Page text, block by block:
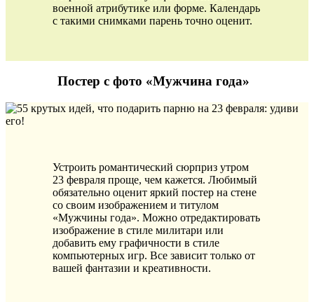
военной атрибутике или форме. Календарь
с такими снимками парень точно оценит.
Постер с фото «Мужчина года»
Устроить романтический сюрприз утром
23 февраля проще, чем кажется. Любимый
обязательно оценит яркий постер на стене
со своим изображением и титулом
«Мужчины года». Можно отредактировать
изображение в стиле милитари или
добавить ему графичности в стиле
компьютерных игр. Все зависит только от
вашей фантазии и креативности.